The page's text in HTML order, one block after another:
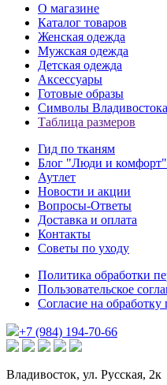
О магазине
Каталог товаров
Женская одежда
Мужская одежда
Детская одежда
Аксессуары
Готовые образы
Символы Владивостока
Таблица размеров
Гид по тканям
Блог "Люди и комфорт"
Аутлет
Новости и акции
Вопросы-Ответы
Доставка и оплата
Контакты
Советы по уходу
Политика обработки
Пользовательское
Согласие на
+7 (984) 194-70-66
Владивосток, ул. Русская, 2к